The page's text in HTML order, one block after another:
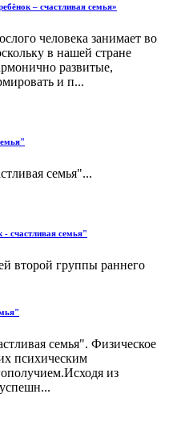
– счастливая семья»
человека занимает во
в нашей стране
развитые,
и п...
семья"...
- счастливая семья"
второй группы раннего
семья". Физическое
психическим
из